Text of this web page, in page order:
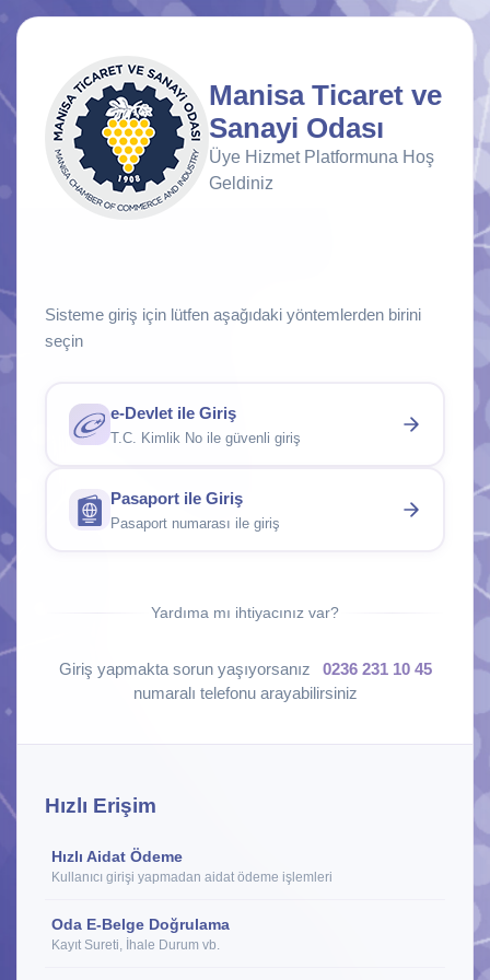
Manisa Ticaret ve
Sanayi Odası
Üye Hizmet Platformuna Hoş
Geldiniz
Sisteme giriş için lütfen aşağıdaki yöntemlerden birini
seçin
e-Devlet ile Giriş
T.C. Kimlik No ile güvenli giriş
Pasaport ile Giriş
Pasaport numarası ile giriş
Yardıma mı ihtiyacınız var?
Giriş yapmakta sorun yaşıyorsanız
0236 231 10 45
numaralı telefonu arayabilirsiniz
Hızlı Erişim
Hızlı Aidat Ödeme
Kullanıcı girişi yapmadan aidat ödeme işlemleri
Oda E-Belge Doğrulama
Kayıt Sureti, İhale Durum vb.